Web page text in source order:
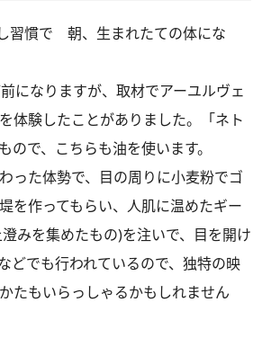
習慣で 朝、生まれたての体にな
になりますが、取材でアーユルヴェ
体験したことがありました。「ネト
ので、こちらも油を使います。
った体勢で、目の周りに小麦粉でゴ
を作ってもらい、人肌に温めたギー
みを集めたもの)を注いで、目を開け
どでも行われているので、独特の映
たもいらっしゃるかもしれません